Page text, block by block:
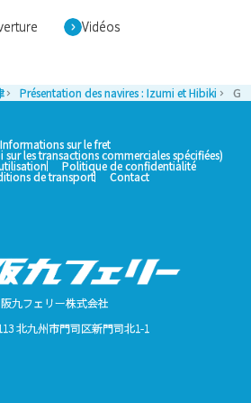
Vidéos
Présentation des navires : Izumi et Hibiki
Informations sur le fret
sur les transactions commerciales spécifiées)
Politique de confidentialité
de transport Contact
阪九フェリー株式会社
北九州市門司区新門司北1-1